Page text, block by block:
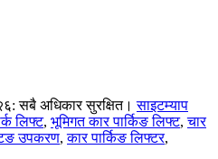
सबै अधिकार सुरक्षित। साइटम्याप
लिफ्ट, भूमिगत कार पार्किङ लिफ्ट,चार
उपकरण,कार पार्किङ लिफ्टर,